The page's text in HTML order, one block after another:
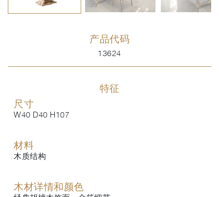
产品代码
13624
特征
尺寸
W40 D40 H107
材料
木质结构
木材详情和颜色